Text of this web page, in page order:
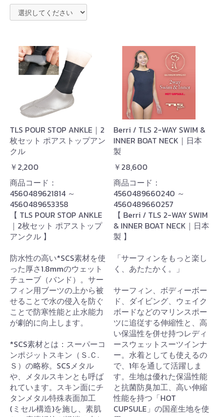
TLS POUR STOP ANKLE｜2
枚セット ポアストップアン
クル
￥2,200
商品コード：
4560489621814 ～
4560489653358
【 TLS POUR STOP ANKLE
｜2枚セット ポアストップ
アンクル 】
防水性の高い*SCS素材を使
った厚さ1.8mmのウェット
チューブ（バンド）。サー
フィン用ブーツの上から被
せることで水の侵入を防ぐ
ことで防寒性能と止水能力
が劇的に向上します。
*SCS素材とは：スーパーコ
ンポジットスキン（Ｓ.Ｃ.
Ｓ）の略称。SCSメタル
や、メタルスキンとも呼ば
れています。スキン面にチ
タンメタル特殊表面加工
(ミセル構造)を施し、素肌
Berri / TLS 2-WAY SWIM &
INNER BOAT NECK｜日本
製
￥28,600
商品コード：
4560489660240 ～
4560489660257
【 Berri / TLS 2-WAY SWIM
& INNER BOAT NECK｜日本
製 】
「サーフィンをもっと楽し
く、あたたかく。」
サーフィン、ボディーボー
ド、ダイビング、ウェイク
ボードなどのマリンスポー
ツに追従する伸縮性と、高
い保温性を併せ持つレディ
ースウェットスーツインナ
ー。水着としても使えるの
で、1年を通して活躍しま
す。生地は優れた保温性能
と抗菌防臭加工、高い伸縮
性能を持つ「HOT
CUPSULE」の国産生地を使